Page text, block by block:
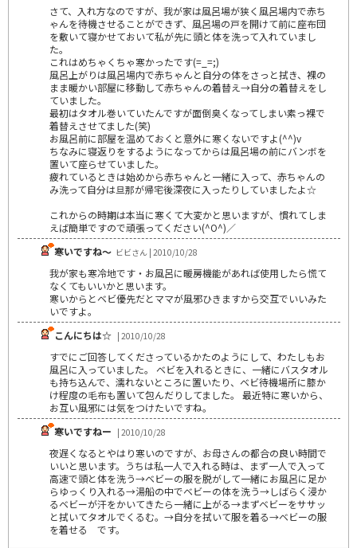
さて、入れ方なのですが、我が家は風呂場が狭く風呂場内で赤ち
ゃんを待機させることができず、風呂場の戸を開けて前に座布団
を敷いて寝かせておいて私が先に頭と体を洗って入れていまし
た。
これはめちゃくちゃ寒かったです(=_=;)
風呂上がりは風呂場内で赤ちゃんと自分の体をさっと拭き、裸の
まま暖かい部屋に移動して赤ちゃんの着替え→自分の着替えをし
ていました。
最初はタオル巻いていたんですが面倒臭くなってしまい素っ裸で
着替えさせてました(笑)
お風呂前に部屋を温めておくと意外に寒くないですよ(^^)v
ちなみに寝返りをするようになってからは風呂場の前にバンボを
置いて座らせていました。
疲れているときは始めから赤ちゃんと一緒に入って、赤ちゃんの
み洗って自分は旦那が帰宅後深夜に入ったりしていましたよ☆
これからの時期は本当に寒くて大変かと思いますが、慣れてしま
えば簡単ですので頑張ってください(^O^)／
寒いですね～ ビビさん | 2010/10/28
我が家も寒冷地です・お風呂に暖房機能があれば使用したら慌て
なくてもいいかと思います。
寒いからとベビ優先だとママが風邪ひきますから交互でいいみた
いですよ。
こんにちは☆ | 2010/10/28
すでにご回答してくださっているかたのようにして、わたしもお
風呂に入っていました。 ベビを入れるときに、一緒にバスタオル
も持ち込んで、濡れないところに置いたり、ベビ待機場所に膝か
け程度の毛布も置いて包んだりしてました。 最近特に寒いから、
お互い風邪には気をつけたいですね。
寒いですねー | 2010/10/28
夜遅くなるとやはり寒いのですが、お母さんの都合の良い時間で
いいと思います。うちは私一人で入れる時は、まず一人で入って
高速で頭と体を洗う→ベビーの服を脱がして一緒にお風呂に足か
らゆっくり入れる→湯船の中でベビーの体を洗う→しばらく浸か
るベビーが汗をかいてきたら一緒に上がる→まずベビーをササッ
と拭いてタオルでくるむ。→自分を拭いて服を着る→ベビーの服
を着せる です。